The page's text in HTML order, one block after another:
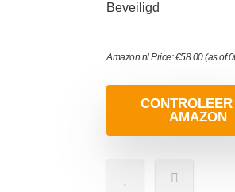
Beveiligd
Amazon.nl Price:€58.00(as of
AMAZON